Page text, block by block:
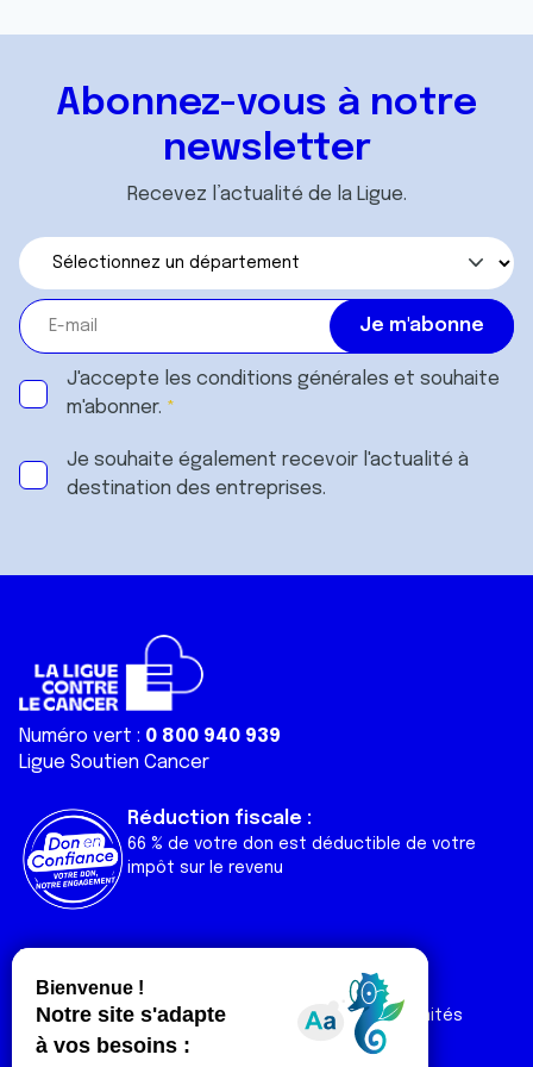
Abonnez-vous à notre
newsletter
Recevez l’actualité de la Ligue.
J'accepte les conditions générales et souhaite
m'abonner.
Je souhaite également recevoir l'actualité à
destination des entreprises.
Numéro vert : 0 800 940 939
Ligue Soutien Cancer
Réduction fiscale :
66 % de votre don est déductible de votre
impôt sur le revenu
Liens utiles
Nos actualités
Nos publications
Contact
Espace Ligue & comités
Espace chercheur